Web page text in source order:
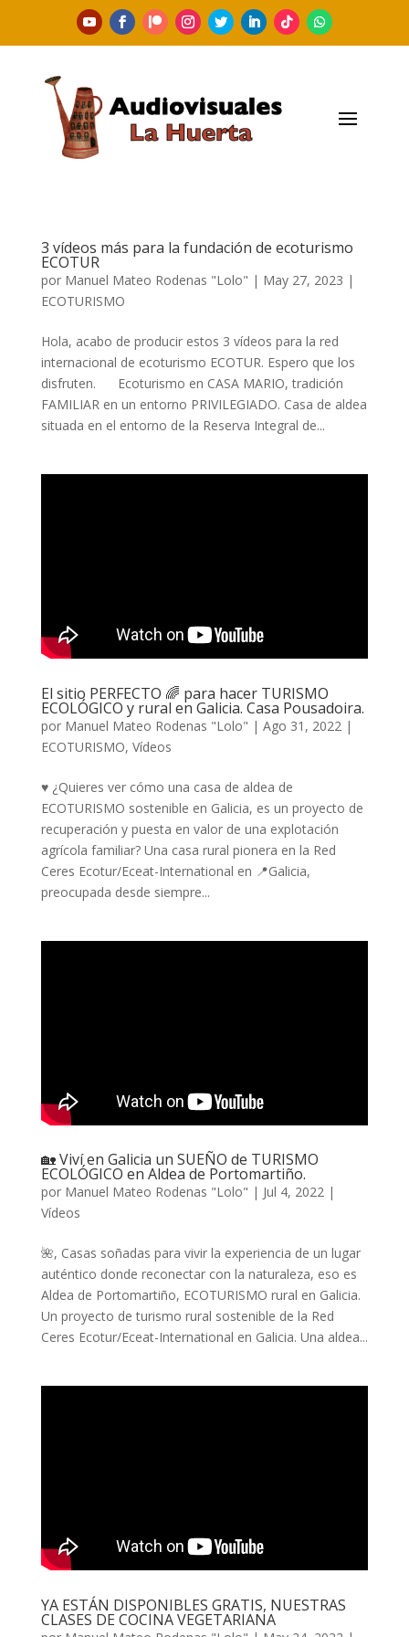
3 vídeos más para la fundación de ecoturismo
ECOTUR
por Manuel Mateo Rodenas "Lolo" | May 27, 2023 |
ECOTURISMO
Hola, acabo de producir estos 3 vídeos para la red
internacional de ecoturismo ECOTUR. Espero que los
disfruten. Ecoturismo en CASA MARIO, tradición
FAMILIAR en un entorno PRIVILEGIADO. Casa de aldea
situada en el entorno de la Reserva Integral de...
El sitio PERFECTO 🌈 para hacer TURISMO
ECOLÓGICO y rural en Galicia. Casa Pousadoira.
por Manuel Mateo Rodenas "Lolo" | Ago 31, 2022 |
ECOTURISMO, Vídeos
♥️ ¿Quieres ver cómo una casa de aldea de
ECOTURISMO sostenible en Galicia, es un proyecto de
recuperación y puesta en valor de una explotación
agrícola familiar? Una casa rural pionera en la Red
Ceres Ecotur/Eceat-International en 📍Galicia,
preocupada desde siempre...
🏡 Viví en Galicia un SUEÑO de TURISMO
ECOLÓGICO en Aldea de Portomartiño.
por Manuel Mateo Rodenas "Lolo" | Jul 4, 2022|
Vídeos
🌺, Casas soñadas para vivir la experiencia de un lugar
auténtico donde reconectar con la naturaleza, eso es
Aldea de Portomartiño, ECOTURISMO rural en Galicia.
Un proyecto de turismo rural sostenible de la Red
Ceres Ecotur/Eceat-International en Galicia. Una aldea...
YA ESTÁN DISPONIBLES GRATIS, NUESTRAS
CLASES DE COCINA VEGETARIANA